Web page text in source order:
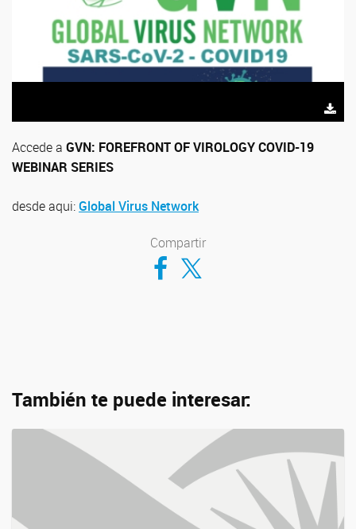
Accede a GVN: FOREFRONT OF VIROLOGY COVID-19
WEBINAR SERIES
desde aqui:Global Virus Network
Compartir
Compartir en Facebook
Compartir en Twitter
También te puede interesar: